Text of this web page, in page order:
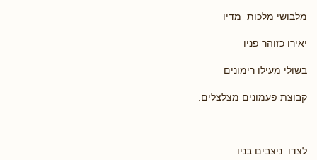
מלבושי מלכות מדיו
יאירו כזוהר פניו
בשולי מעילו רימונים
קבוצת פעמונים מצלצלים.
לצדו ניצבים בניו